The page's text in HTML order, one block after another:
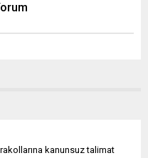
kanunsuz talimat